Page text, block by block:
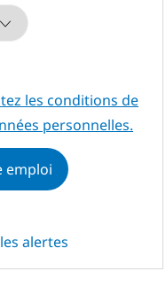
les conditions de
personnelles.
emploi
alertes